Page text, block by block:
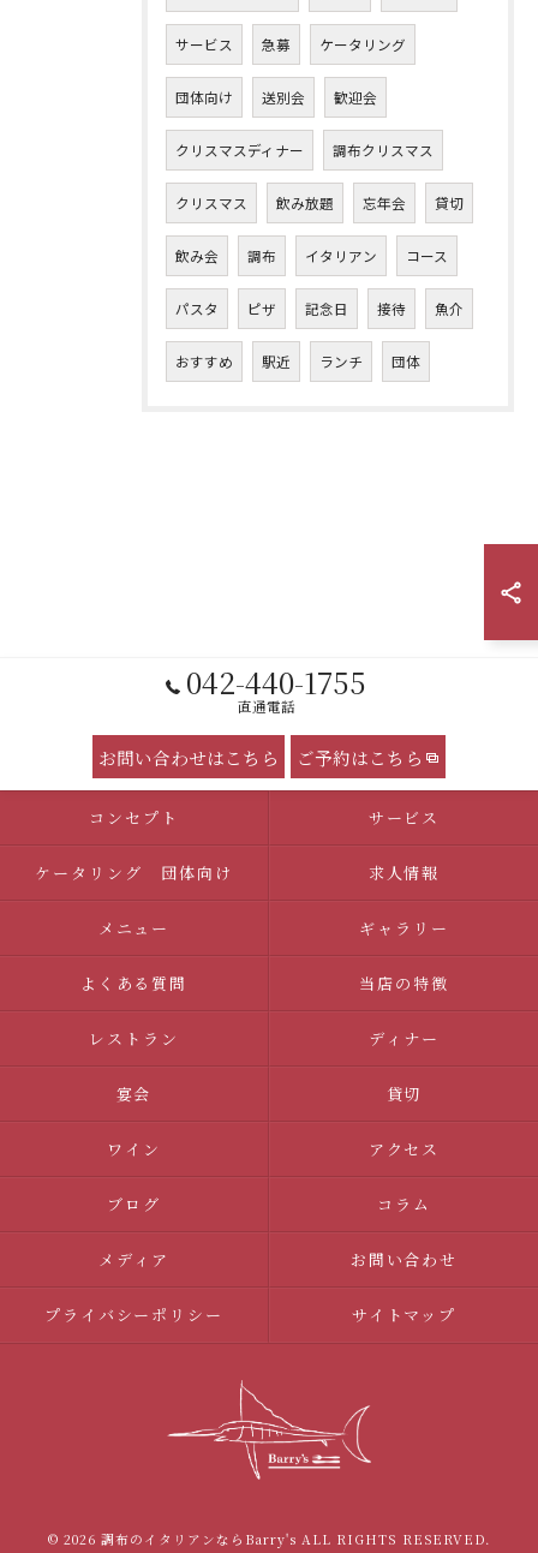
サービス 急募 ケータリング
団体向け 送別会 歓迎会
クリスマスディナー 調布クリスマス
クリスマス 飲み放題 忘年会 貸切
飲み会 調布 イタリアン コース
パスタ ピザ 記念日 接待 魚介
おすすめ 駅近 ランチ 団体
042-440-1755
直通電話
お問い合わせはこちら ご予約はこちら
コンセプト サービス
ケータリング 団体向け 求人情報
メニュー ギャラリー
よくある質問 当店の特徴
レストラン ディナー
宴会 貸切
ワイン アクセス
ブログ コラム
メディア お問い合わせ
プライバシーポリシー サイトマップ
© 2026 調布のイタリアンならBarry's ALL RIGHTS RESERVED.